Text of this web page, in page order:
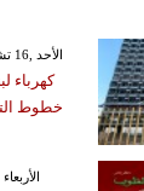
GMT 16:47 2025 الأحد ,16 تشرين الثاني / نوفمبر
كهرباء
خطوط
GMT 08:19 2025 الأربعاء ,12 آذار/ مارس